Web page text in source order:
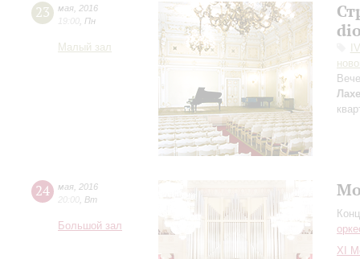
23 мая 2016
19:00 Пн
Малый зал
24 мая 2016
20:00 Вт
Большой зал
XI